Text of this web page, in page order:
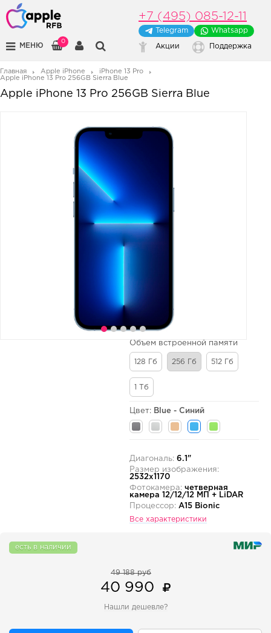
МЕНЮ
0
+7 (495) 085-12-11
Telegram Whatsapp
Акции Поддержка
Главная Apple iPhone
iPhone 13 Pro
Apple iPhone 13 Pro 256GB Sierra Blue
Apple iPhone 13 Pro 256GB Sierra Blue
Объем встроенной памяти
128 Гб 256 Гб 512 Гб
1 Тб
Цвет: Blue - Синий
Диагональ: 6.1"
Размер изображения:
2532x1170
Фотокамера: четверная
камера 12/12/12 МП + LiDAR
Процессор: A15 Bionic
Все характеристики
есть в наличии
49 188 руб
40 990
Нашли дешевле?